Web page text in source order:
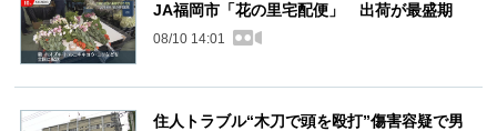
JA福岡市「花の里宅配便」 出荷が最盛期
08/10 14:01
住人トラブル“木刀で頭を殴打”傷害容疑で男